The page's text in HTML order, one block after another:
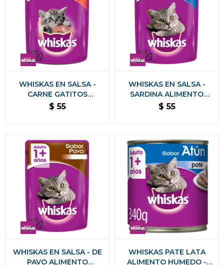
WHISKAS EN SALSA -
CARNE GATITOS
ALIMENTO HUMEDO 85
$ 55
WHISKAS EN SALSA -
SARDINA ALIMENTO
HUMEDO 85 GRS
$ 55
WHISKAS EN SALSA - DE
PAVO ALIMENTO
WHISKAS PATE LATA
ALIMENTO HUMEDO -